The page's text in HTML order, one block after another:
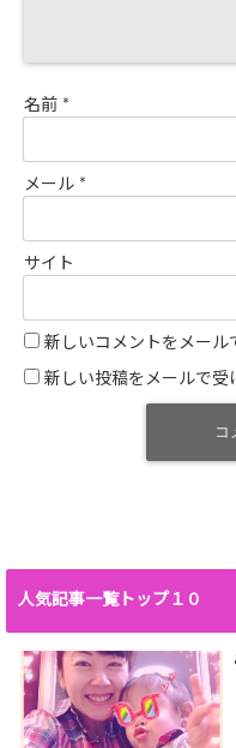
名前 *
メール *
サイト
新しいコメントをメール
新しい投稿をメールで受
人気記事一覧トップ１０